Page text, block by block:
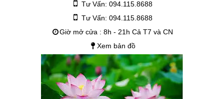
Tư Vấn: 094.115.8688
Tư Vấn: 094.115.8688
Giờ mở cửa : 8h - 21h Cả T7 và CN
Xem bản đồ